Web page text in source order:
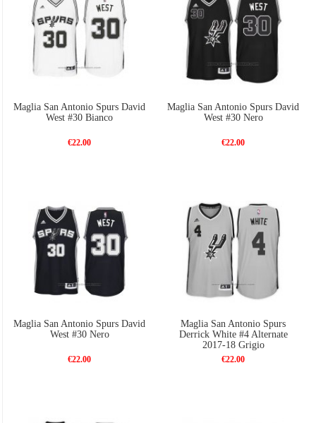
Maglia San Antonio Spurs David
West #30 Bianco
€22.00
Maglia San Antonio Spurs David
West #30 Nero
€22.00
Maglia San Antonio Spurs David
West #30 Nero
€22.00
Maglia San Antonio Spurs
Derrick White #4 Alternate
2017-18 Grigio
€22.00